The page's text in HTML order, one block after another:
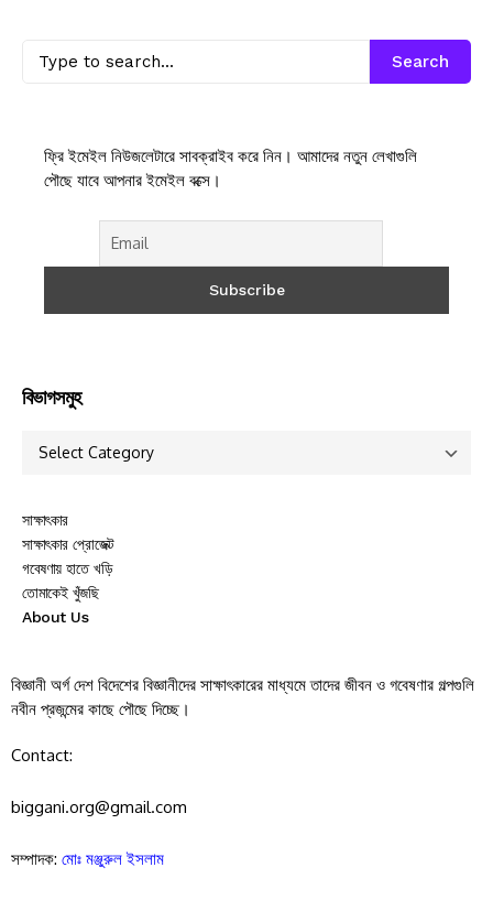
Search
ফ্রি ইমেইল নিউজলেটারে সাবক্রাইব করে নিন। আমাদের নতুন লেখাগুলি
পৌছে যাবে আপনার ইমেইল বক্সে।
বিভাগসমুহ
সাক্ষাৎকার
সাক্ষাৎকার প্রোজেক্ট
গবেষণায় হাতে খড়ি
তোমাকেই খুঁজছি
About Us
বিজ্ঞানী অর্গ দেশ বিদেশের বিজ্ঞানীদের সাক্ষাৎকারের মাধ্যমে তাদের জীবন ও গবেষণার গল্পগুলি
নবীন প্রজন্মের কাছে পৌছে দিচ্ছে।
Contact:
biggani.org@gmail.com
সম্পাদক: মোঃ মঞ্জুরুল ইসলাম